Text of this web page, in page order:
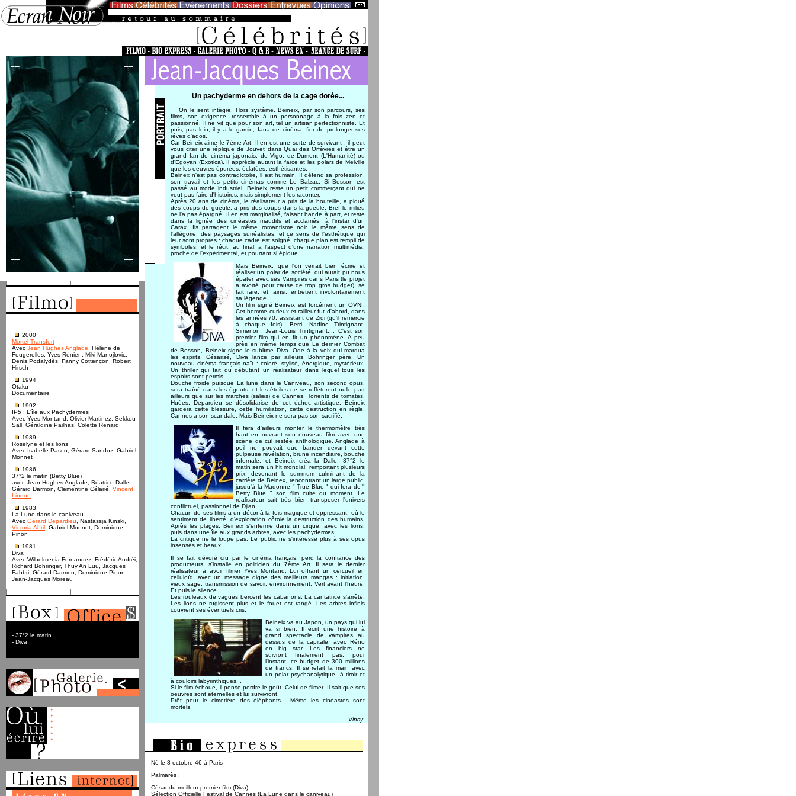
2000
Mortel Transfert
Avec Jean Hughes Anglade , Hélène de
Fougerolles, Yves Rénier , Miki Manojlovic,
Denis Podalydès, Fanny Cottençon, Robert
Hirsch
1994
Otaku
Documentaire
1992
IP5 : L'île aux Pachydermes
Avec Yves Montand, Olivier Martinez, Sekkou
Sall, Géraldine Pailhas, Colette Renard
1989
Roselyne et les lions
Avec Isabelle Pasco, Gérard Sandoz, Gabriel
Monnet
1986
37°2 le matin (Betty Blue)
avec Jean-Hughes Anglade, Béatrice Dalle,
Gérard Darmon, Clémentine Célarié, Vincent
Lindon
1983
La Lune dans le caniveau
Avec Gérard Depardieu , Nastassja Kinski,
Victoria Abril , Gabriel Monnet, Dominique
Pinon
1981
Diva
Avec Wilhelmenia Fernandez, Frédéric Andréi,
Richard Bohringer, Thuy An Luu, Jacques
Fabbri, Gérard Darmon, Dominique Pinon,
Jean-Jacques Moreau
- 37°2 le matin
- Diva
Un pachyderme en dehors de la cage dorée...
On le sent intègre. Hors système. Beineix, par son parcours, ses
films, son exigence, ressemble à un personnage à la fois zen et
passionné. Il ne vit que pour son art, tel un artisan perfectionniste. Et
puis, pas loin, il y a le gamin, fana de cinéma, fier de prolonger ses
rêves d'ados.
Car Beineix aime le 7ème Art. Il en est une sorte de survivant ; il peut
vous citer une réplique de Jouvet dans Quai des Orfèvres et être un
grand fan de cinéma japonais, de Vigo, de Dumont (L'Humanité) ou
d'Egoyan (Exotica). Il apprécie autant la farce et les polars de Melville
que les oeuvres épurées, éclatées, esthétisantes.
Beinex n'est pas contradictoire, il est humain. Il défend sa profession,
son travail et les petits cinémas comme Le Balzac. Si Besson est
passé au mode industriel, Beineix reste un petit commerçant qui ne
veut pas faire d'histoires, mais simplement les raconter.
Après 20 ans de cinéma, le réalisateur a pris de la bouteille, a piqué
des coups de gueule, a pris des coups dans la gueule. Bref le milieu
ne l'a pas épargné. Il en est marginalisé, faisant bande à part, et reste
dans la lignée des cinéastes maudits et acclamés, à l'instar d'un
Carax. Ils partagent le même romantisme noir, le même sens de
l'allégorie, des paysages surréalistes, et ce sens de l'esthétique qui
leur sont propres : chaque cadre est soigné, chaque plan est rempli de
symboles, et le récit, au final, a l'aspect d'une narration multimédia,
proche de l'expérimental, et pourtant si épique.
Mais Beineix, que l'on verrait bien écrire et
réaliser un polar de société, qui aurait pu nous
épater avec ses Vampires dans Paris (le projet
a avorté pour cause de trop gros budget), se
fait rare, et, ainsi, entretient involontairement
sa légende.
Un film signé Beineix est forcément un OVNI.
Cet homme curieux et railleur fut d'abord, dans
les années 70, assistant de Zidi (qu'il remercie
à chaque fois), Berri, Nadine Trintignant,
Simenon, Jean-Louis Trintignant,... C'est son
premier film qui en fit un phénomène. A peu
près en même temps que Le dernier Combat
de Besson, Beineix signe le sublîme Diva. Ode à la voix qui marqua
les esprits. Césarisé, Diva lance par ailleurs Bohringer père. Un
nouveau cinéma français naît : coloré, stylisé, énergique, mystérieux.
Un thriller qui fait du débutant un réalisateur dans lequel tous les
espoirs sont permis.
Douche froide puisque La lune dans le Caniveau, son second opus,
sera traîné dans les égouts, et les étoiles ne se reflèteront nulle part
ailleurs que sur les marches (salies) de Cannes. Torrents de tomates.
Huées. Depardieu se désolidarise de cet échec artistique. Beineix
gardera cette blessure, cette humiliation, cette destruction en règle.
Cannes a son scandale. Mais Beineix ne sera pas son sacrifié.
Il fera d'ailleurs monter le thermomètre très
haut en ouvrant son nouveau film avec une
scène de cul restée anthologique. Anglade à
poil ne pouvait que bander devant cette
pulpeuse révélation, brune incendiaire, bouche
infernale; et Beineix créa la Dalle. 37°2 le
matin sera un hit mondial, remportant plusieurs
prix, devenant le summum culminant de la
carrière de Beinex, rencontrant un large public,
jusqu'à la Madonne " True Blue " qui fera de "
Betty Blue " son film culte du moment. Le
réalisateur sait très bien transposer l'univers
conflictuel, passionnel de Djian.
Chacun de ses films a un décor à la fois magique et oppressant, où le
sentiment de liberté, d'exploration côtoie la destruction des humains.
Après les plages, Beineix s'enferme dans un cirque, avec les lions,
puis dans une île aux grands arbres, avec les pachydermes.
La critique ne le loupe pas. Le public ne s'intéresse plus à ses opus
insensés et beaux.
Il se fait dévoré cru par le cinéma français, perd la confiance des
producteurs, s'installe en politicien du 7ème Art. Il sera le dernier
réalisateur a avoir filmer Yves Montand. Lui offrant un cercueil en
celluloïd, avec un message digne des meilleurs mangas : initiation,
vieux sage, transmission de savoir, environnement. Vert avant l'heure.
Et puis le silence.
Les rouleaux de vagues bercent les cabanons. La cantatrice s'arrête.
Les lions ne rugissent plus et le fouet est rangé. Les arbres infinis
couvrent ses éventuels cris.
Beineix va au Japon, un pays qui lui
va si bien. Il écrit une histoire à
grand spectacle de vampires au
dessus de la capitale, avec Réno
en big star. Les financiers ne
suivront finalement pas, pour
l'instant, ce budget de 300 millions
de francs. Il se refait la main avec
un polar psychanalytique, à tiroir et
à couloirs labyrinthiques...
Si le film échoue, il pense perdre le goût. Celui de filmer. Il sait que ses
oeuvres sont éternelles et lui survivront.
Prêt pour le cimetière des éléphants... Même les cinéastes sont
mortels.
Vincy
Né le 8 octobre 46 à Paris
Palmarès :
César du meilleur premier film (Diva)
Sélection Officielle Festival de Cannes (La Lune dans le caniveau)